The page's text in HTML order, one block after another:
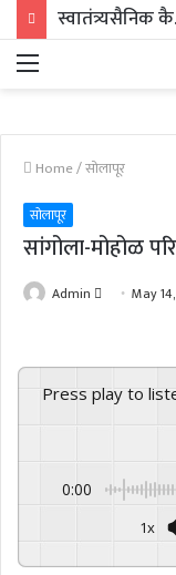
Menu
Home/सोलापूर
सोलापूर
सांगोला-मोहोळ
Admin
Send May
Press play to
0:00
1x